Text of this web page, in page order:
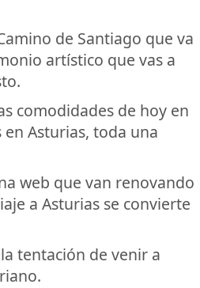
de Santiago que va
artístico que vas a
comodidades de hoy en
en Asturias, toda una
web que van renovando
a Asturias se convierte
tentación de venir a